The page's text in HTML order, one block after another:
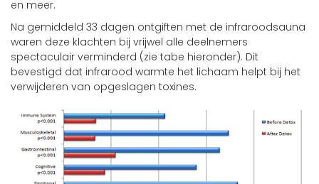
en meer.
Na gemiddeld 33 dagen ontgiften met de infraroodsauna
waren deze klachten bij vrijwel alle deelnemers
spectaculair verminderd (zie tabe hieronder). Dit
bevestigd dat infrarood warmte het lichaam helpt bij het
verwijderen van opgeslagen toxines.